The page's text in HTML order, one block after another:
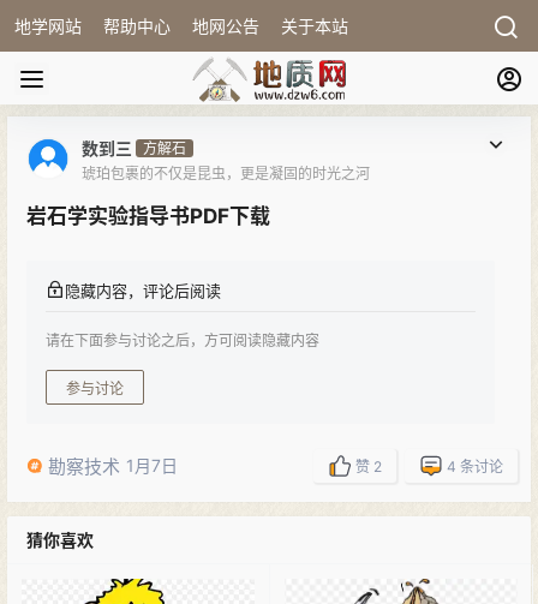
地学网站 帮助中心 地网公告 关于本站
数到三
方解石
琥珀包裹的不仅是昆虫，更是凝固的时光之河
岩石学实验指导书PDF下载
隐藏内容，评论后阅读
请在下面参与讨论之后，方可阅读隐藏内容
参与讨论
勘察技术 1月7日 赞 2 4 条讨论
猜你喜欢